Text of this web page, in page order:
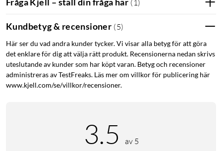
( 1 )
Kundbetyg & recensioner (5)
Här ser du vad andra kunder tycker. Vi visar alla betyg för att göra
det enklare för dig att välja rätt produkt. Recensionerna nedan skrivs
uteslutande av kunder som har köpt varan. Betyg och recensioner
administreras av TestFreaks. Läs mer om villkor för publicering här
www.kjell.com/se/villkor/recensioner.
3.5 av 5